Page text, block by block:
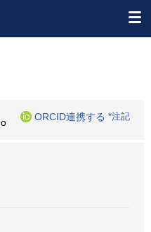
ORCID連携する *注記